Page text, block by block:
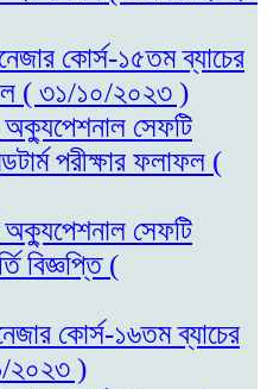
কোর্স-১৫তম ব্যাচের
( ৩১/১০/২০২৩ )
অক্যুপেশনাল সেফটি
পরীক্ষার ফলাফল (
অক্যুপেশনাল সেফটি
বিজ্ঞপ্তি (
কোর্স-১৬তম ব্যাচের
২০২৩ )